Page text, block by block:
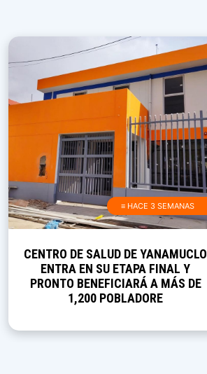
≡ HACE 3 SEMANAS
CENTRO DE SALUD DE YANAMUCLO
ENTRA EN SU ETAPA FINAL Y
PRONTO BENEFICIARÁ A MÁS DE
1,200 POBLADORE